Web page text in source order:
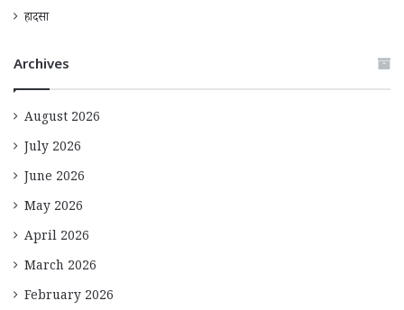
हादसा
Archives
August 2026
July 2026
June 2026
May 2026
April 2026
March 2026
February 2026